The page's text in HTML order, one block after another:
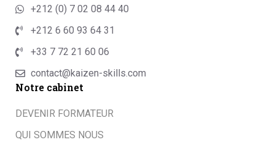
+212 (0) 7 02 08 44 40
+212 6 60 93 64 31
+33 7 72 21 60 06
contact@kaizen-skills.com
Notre cabinet
DEVENIR FORMATEUR
QUI SOMMES NOUS